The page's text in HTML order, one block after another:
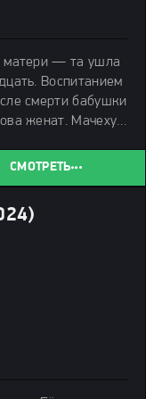
матери — та ушла
Воспитанием
смерти бабушки
женат. Мачеху
СМОТРЕТЬ